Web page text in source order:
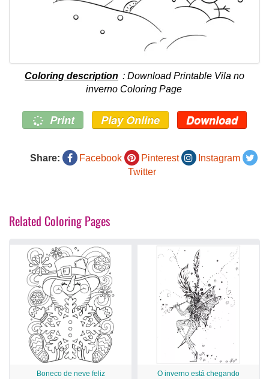
Coloring description : Download Printable Vila no
inverno Coloring Page
Print Play Online Download
Share: Facebook Pinterest
Instagram
Twitter
Related Coloring Pages
Boneco de neve feliz O inverno está chegando